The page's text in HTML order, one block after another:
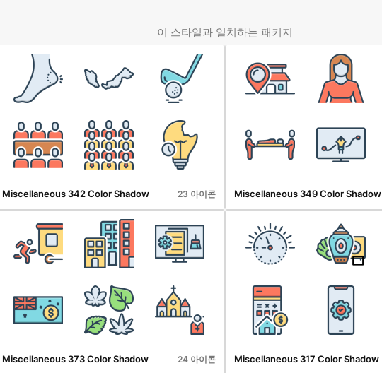
이 스타일과 일치하는 패키지
Miscellaneous 342 Color Shadow 23 아이콘 Miscellaneous 349 Color Shadow
Miscellaneous 373 Color Shadow 24 아이콘 Miscellaneous 317 Color Shadow